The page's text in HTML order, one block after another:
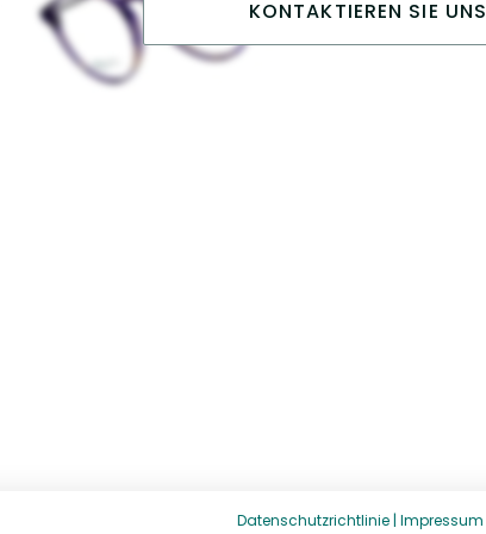
KONTAKTIEREN SIE UNS
Datenschutzrichtlinie | Impressum